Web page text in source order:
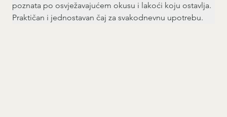
poznata po osvježavajućem okusu i lakoći koju ostavlja.
Praktičan i jednostavan čaj za svakodnevnu upotrebu.